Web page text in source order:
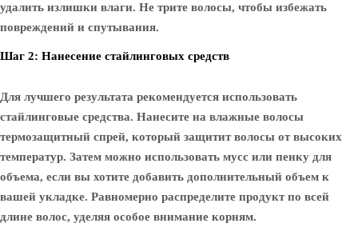
удалить излишки влаги. Не трите волосы, чтобы избежать
повреждений и спутывания.
Шаг 2: Нанесение стайлинговых средств
Для лучшего результата рекомендуется использовать
стайлинговые средства. Нанесите на влажные волосы
термозащитный спрей, который защитит волосы от высоких
температур. Затем можно использовать мусс или пенку для
объема, если вы хотите добавить дополнительный объем к
вашей укладке. Равномерно распределите продукт по всей
длине волос, уделяя особое внимание корням.